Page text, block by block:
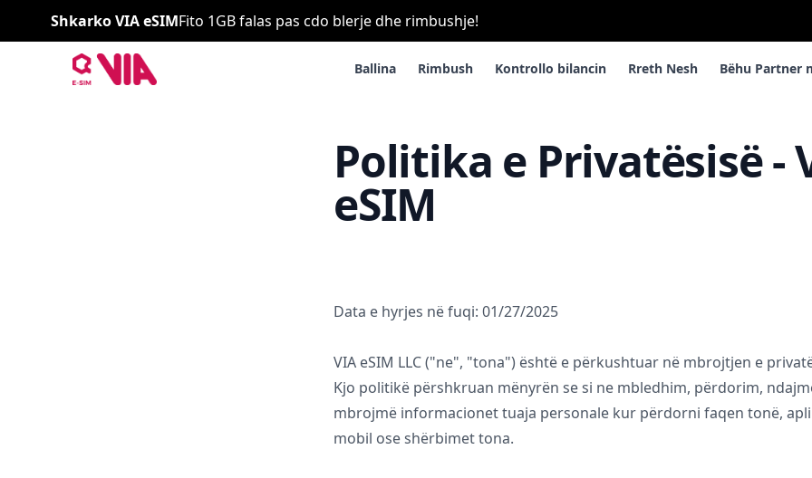
Shkarko VIA eSIMFito 1GB falas pas cdo blerje dhe rimbushje!
VIA ESIM
Ballina Rimbush Kontrollo bilancin Rreth Nesh Bëhu Partner
Politika e Privatësisë -
eSIM
Data e hyrjes në fuqi: 01/27/2025
VIA eSIM LLC ("ne", "tona") është e përkushtuar në mbrojtjen e
Kjo politikë përshkruan mënyrën se si ne mbledhim, përdorim,
mbrojmë informacionet tuaja personale kur përdorni faqen tonë,
mobil ose shërbimet tona.